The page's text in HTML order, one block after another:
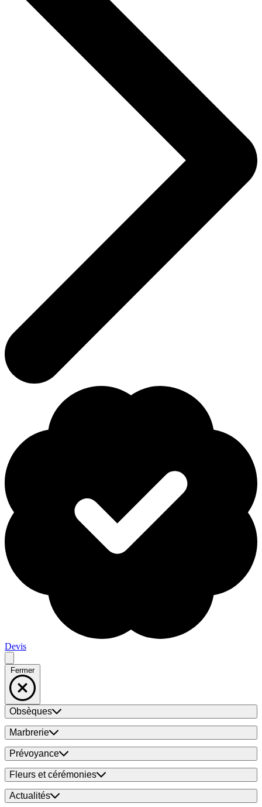
Devis
Fermer
Obsèques
Marbrerie
Prévoyance
Fleurs et cérémonies
Actualités